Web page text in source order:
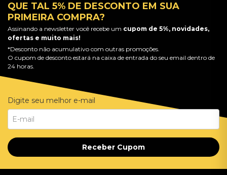
QUE TAL 5% DE DESCONTO EM SUA
PRIMEIRA COMPRA?
Assinando a newsletter você recebe um cupom de 5%, novidades,
ofertas e muito mais!
*Desconto não acumulativo com outras promoções.
O cupom de desconto estará na caixa de entrada do seu email dentro de
24 horas.
Digite seu melhor e-mail
Receber Cupom